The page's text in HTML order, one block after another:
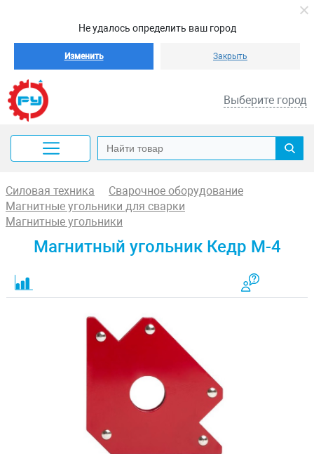
Не удалось определить ваш город
Изменить Закрыть
Выберите город
Силовая техника
Сварочное оборудование
Магнитные угольники для сварки
Магнитные угольники
Магнитный угольник Кедр М-4